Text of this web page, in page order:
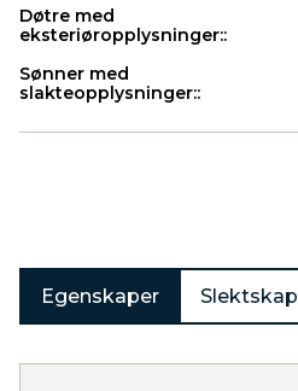
Døtre med
eksteriøropplysninger::
Sønner med
slakteopplysninger::
Egenskaper Slektskap